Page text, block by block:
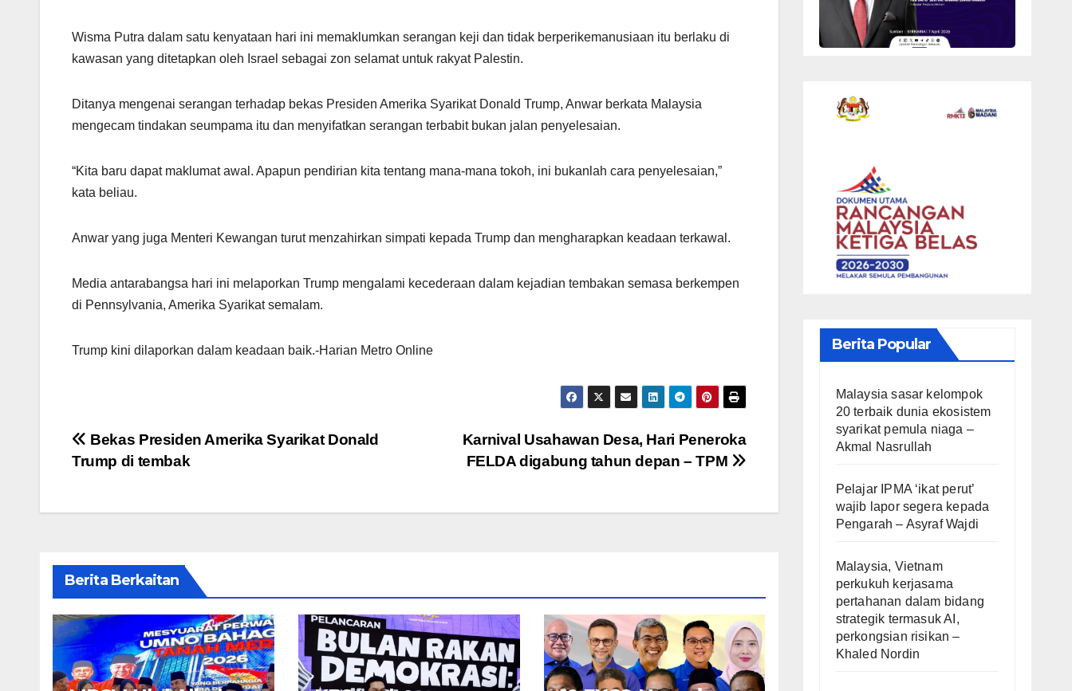
Wisma Putra dalam satu kenyataan hari ini memaklumkan serangan keji dan tidak berperikemanusiaan itu berlaku di
kawasan yang ditetapkan oleh Israel sebagai zon selamat untuk rakyat Palestin.
Ditanya mengenai serangan terhadap bekas Presiden Amerika Syarikat Donald Trump, Anwar berkata Malaysia
mengecam tindakan seumpama itu dan menyifatkan serangan terbabit bukan jalan penyelesaian.
“Kita baru dapat maklumat awal. Apapun pendirian kita tentang mana-mana tokoh, ini bukanlah cara penyelesaian,”
kata beliau.
Anwar yang juga Menteri Kewangan turut menzahirkan simpati kepada Trump dan mengharapkan keadaan terkawal.
Media antarabangsa hari ini melaporkan Trump mengalami kecederaan dalam kejadian tembakan semasa berkempen
di Pennsylvania, Amerika Syarikat semalam.
Trump kini dilaporkan dalam keadaan baik.-Harian Metro Online
Post
navigation
Karnival Usahawan Desa, Hari Peneroka
FELDA digabung tahun depan – TPM
Bekas Presiden Amerika Syarikat Donald
Trump di tembak
Berita Berkaitan
Berita Popular
Malaysia sasar kelompok
20 terbaik dunia ekosistem
syarikat pemula niaga –
Akmal Nasrullah
Pelajar IPMA ‘ikat perut’
wajib lapor segera kepada
Pengarah – Asyraf Wajdi
Malaysia, Vietnam
perkukuh kerjasama
pertahanan dalam bidang
strategik termasuk AI,
perkongsian risikan –
Khaled Nordin